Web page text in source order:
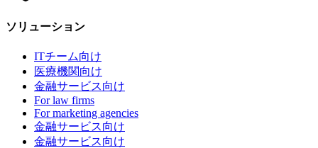
ソリューション
ITチーム向け
医療機関向け
金融サービス向け
For law firms
For marketing agencies
金融サービス向け
金融サービス向け